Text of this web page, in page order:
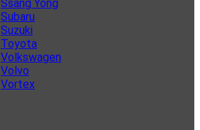
Ssang Yong
Subaru
Suzuki
Toyota
Volkswagen
Volvo
Vortex